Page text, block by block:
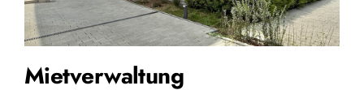
Mietverwaltung